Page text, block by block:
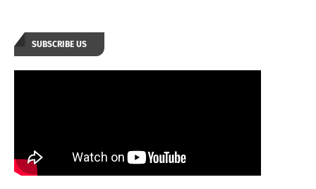
SUBSCRIBE US